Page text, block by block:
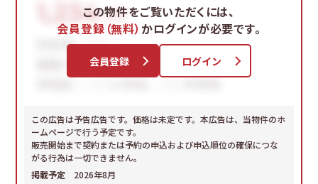
この物件をご覧いただくには、
会員登録（無料） かログインが必要です。
会員登録 ログイン
この広告は予告広告です。価格は未定です。本広告は、当物件のホ
ームページで行う予定です。
販売開始まで契約または予約の申込および申込順位の確保につな
がる行為は一切できません。
掲載予定
2026年8月